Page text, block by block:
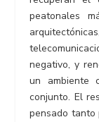
peatonales
negativo, y
un ambiente
conjunto. El
pensado tanto